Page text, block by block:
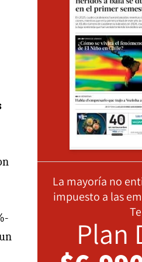
La mayoría no
impuesto a las
Plan